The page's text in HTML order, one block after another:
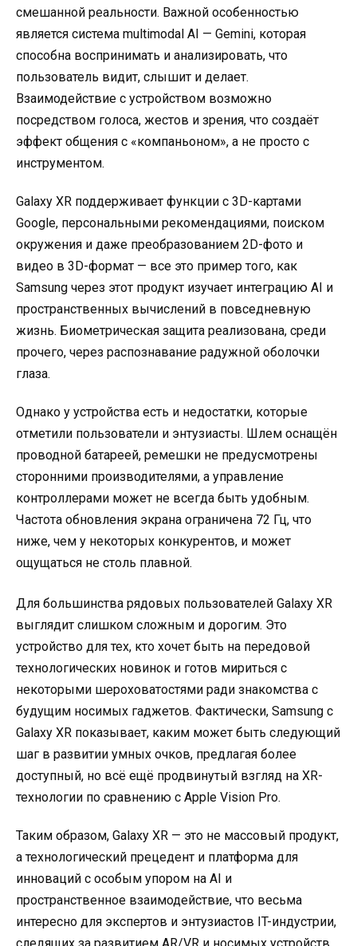
смешанной реальности. Важной особенностью
является система multimodal AI — Gemini, которая
способна воспринимать и анализировать, что
пользователь видит, слышит и делает.
Взаимодействие с устройством возможно
посредством голоса, жестов и зрения, что создаёт
эффект общения с «компаньоном», а не просто с
инструментом.
Galaxy XR поддерживает функции с 3D-картами
Google, персональными рекомендациями, поиском
окружения и даже преобразованием 2D-фото и
видео в 3D-формат — все это пример того, как
Samsung через этот продукт изучает интеграцию AI и
пространственных вычислений в повседневную
жизнь. Биометрическая защита реализована, среди
прочего, через распознавание радужной оболочки
глаза.
Однако у устройства есть и недостатки, которые
отметили пользователи и энтузиасты. Шлем оснащён
проводной батареей, ремешки не предусмотрены
сторонними производителями, а управление
контроллерами может не всегда быть удобным.
Частота обновления экрана ограничена 72 Гц, что
ниже, чем у некоторых конкурентов, и может
ощущаться не столь плавной.
Для большинства рядовых пользователей Galaxy XR
выглядит слишком сложным и дорогим. Это
устройство для тех, кто хочет быть на передовой
технологических новинок и готов мириться с
некоторыми шероховатостями ради знакомства с
будущим носимых гаджетов. Фактически, Samsung с
Galaxy XR показывает, каким может быть следующий
шаг в развитии умных очков, предлагая более
доступный, но всё ещё продвинутый взгляд на XR-
технологии по сравнению с Apple Vision Pro.
Таким образом, Galaxy XR — это не массовый продукт,
а технологический прецедент и платформа для
инноваций с особым упором на AI и
пространственное взаимодействие, что весьма
интересно для экспертов и энтузиастов IT-индустрии,